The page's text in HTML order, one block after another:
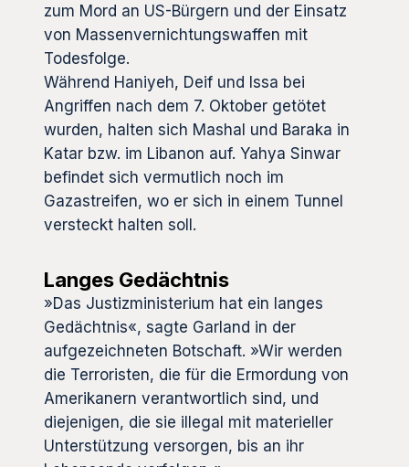
zum Mord an US-Bürgern und der Einsatz
von Massenvernichtungswaffen mit
Todesfolge.
Während Haniyeh, Deif und Issa bei
Angriffen nach dem 7. Oktober getötet
wurden, halten sich Mashal und Baraka in
Katar bzw. im Libanon auf. Yahya Sinwar
befindet sich vermutlich noch im
Gazastreifen, wo er sich in einem Tunnel
versteckt halten soll.
Langes Gedächtnis
»Das Justizministerium hat ein langes
Gedächtnis«, sagte Garland in der
aufgezeichneten Botschaft. »Wir werden
die Terroristen, die für die Ermordung von
Amerikanern verantwortlich sind, und
diejenigen, die sie illegal mit materieller
Unterstützung versorgen, bis an ihr